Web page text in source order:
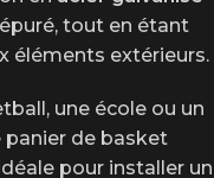
tout en étant
éléments extérieurs.
une école ou un
panier de basket
pour installer un